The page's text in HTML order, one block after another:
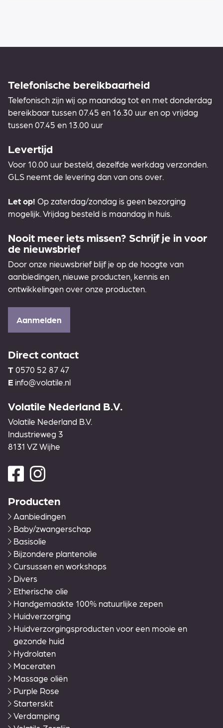
Telefonische bereikbaarheid
Telefonisch zijn wij op maandag tot en met donderdag
bereikbaar tussen 07.45 en 16.30 uur en op vrijdag
tussen 07.45 en 13.00 uur
Levertijd
Voor 10.00 uur besteld, dezelfde werkdag verzonden.
GLS neemt de levering dan van ons over.
Let op! Op zaterdag/zondag is geen bezorging
mogelijk. Vrijdag besteld is maandag in huis.
Nooit meer iets missen? Schrijf je in voor
de nieuwsbrief
Door onze nieuwsbrief blijf je op de hoogte van
aanbiedingen, nieuwe producten, kennis en
ontwikkelingen over onze producten.
Aanmelden
Direct contact
T 0570 52 87 47
E info@volatile.nl
Volatile Nederland B.V.
Volatile Nederland B.V.
Industrieweg 3
8131 VZ Wijhe
Producten
Aanbiedingen
Baby/zwangerschap
Basisolie
Bijzondere plantenolie
Cursussen en workshops
Divers
Etherische olie
Handgemaakte 100% natuurlijke zepen
Huidverzorging
Huidverzorgingsproducten voor een mooie en
gezonde huid
Hydrolaten
Maceraten
Massage oliën
Purple Rose
Starterskit
Verdamping